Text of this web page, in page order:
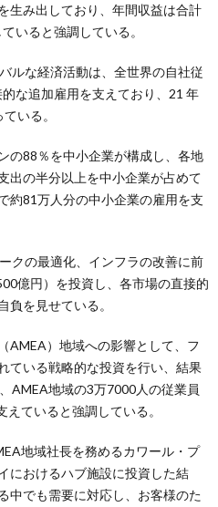
生み出しており、年間収益は合計
いると強調している。
ルな経済活動は、全世界の自社従
な追加雇用を支えており、21 年
いる。
の88％を中小企業が構成し、各地
出の半分以上を中小企業が占めて
約81万人分の中小企業の雇用を支
クの最適化、インフラの改善に前
億円）を投資し、各市場の直接的
負を見せている。
AMEA）地域への影響として、フ
ている戦略的な投資を行い、結果
AMEA地域の3万7000人の従業員
ていると強調している。
地域社長を務めるカワール・プ
におけるハブ施設に投資した結
中でも需要に対応し、お客様のた